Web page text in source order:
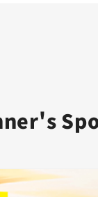
沙加緬度 Chevron
Scratchers
AT